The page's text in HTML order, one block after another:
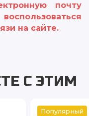
почту
на сайте.
С ЭТИМ
Популярный